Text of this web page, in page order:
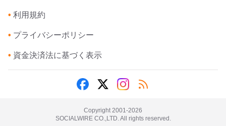
• 利用規約
• プライバシーポリシー
• 資金決済法に基づく表示
Copyright 2001-2026
SOCIALWIRE CO.,LTD. All rights reserved.